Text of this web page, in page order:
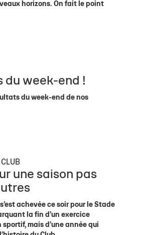
horizons. On fait le point
du week-end !
du week-end de nos
CLUB
une saison pas
achevée ce soir pour le Stade
la fin d’un exercice
mais d’une année qui